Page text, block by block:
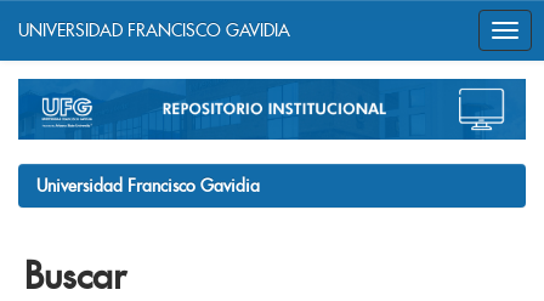
navigation
UNIVERSIDAD FRANCISCO GAVIDIA
Universidad Francisco Gavidia
Buscar